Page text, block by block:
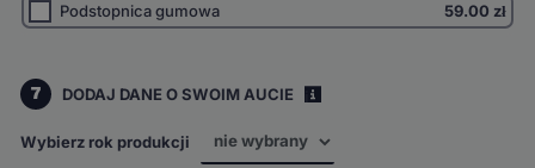
Podstopnica gumowa 59.00 zł
7 DODAJ DANE O SWOIM AUCIE
Wybierz rok produkcji